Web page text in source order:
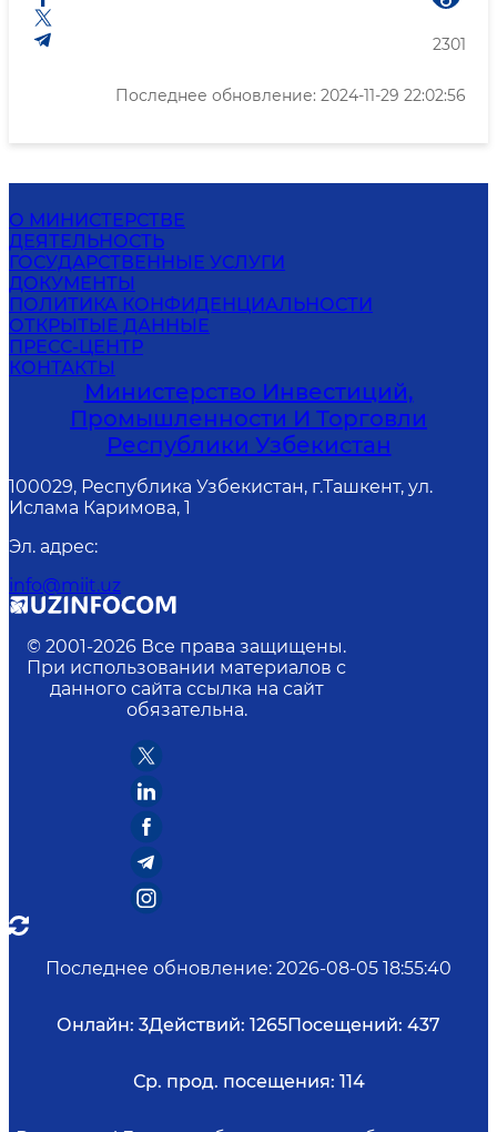
2301
Последнее обновление: 2024-11-29 22:02:56
О МИНИСТЕРСТВЕ
ДЕЯТЕЛЬНОСТЬ
ГОСУДАРСТВЕННЫЕ УСЛУГИ
ДОКУМЕНТЫ
ПОЛИТИКА КОНФИДЕНЦИАЛЬНОСТИ
ОТКРЫТЫЕ ДАННЫЕ
ПРЕСС-ЦЕНТР
КОНТАКТЫ
Министерство Инвестиций,
Промышленности И Торговли
Республики Узбекистан
100029, Республика Узбекистан, г.Ташкент, ул.
Ислама Каримова, 1
Эл. адрес:
info@miit.uz
© 2001-2026 Все права защищены.
При использовании материалов с
данного сайта ссылка на сайт
обязательна.
Последнее обновление: 2026-08-05 18:55:40
Онлайн: 3Действий: 1265Посещений: 437
Ср. прод. посещения: 114